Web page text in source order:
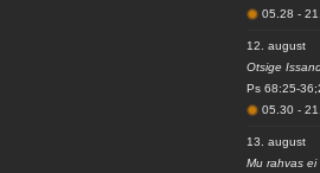
05.28-
12. august
Otsige
Ps 68:25-
05.30-
13. august
Mu rahvas